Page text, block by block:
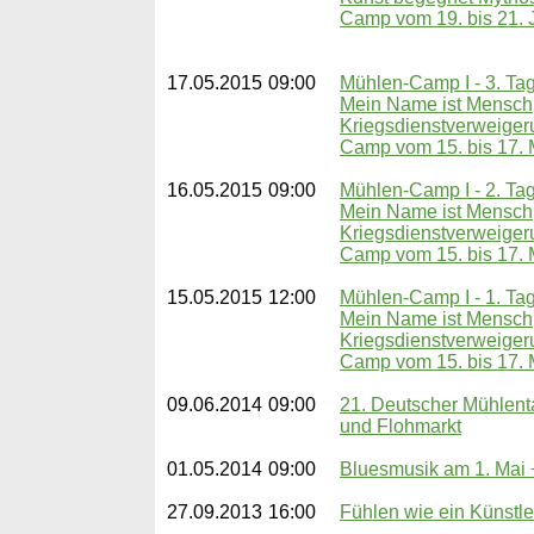
Camp vom 19. bis 21.
17.05.2015 09:00
Mühlen-Camp I - 3.
Mein Name ist Mensch
Camp vom 15. bis 17.
16.05.2015 09:00
Mühlen-Camp I - 2.
Mein Name ist Mensch
Camp vom 15. bis 17.
15.05.2015 12:00
Mühlen-Camp I - 1.
Mein Name ist Mensch
Camp vom 15. bis 17.
09.06.2014 09:00
21. Deutscher
und Flohmarkt
01.05.2014 09:00 Bluesmusik am 1. Mai
27.09.2013 16:00 Fühlen wie ein